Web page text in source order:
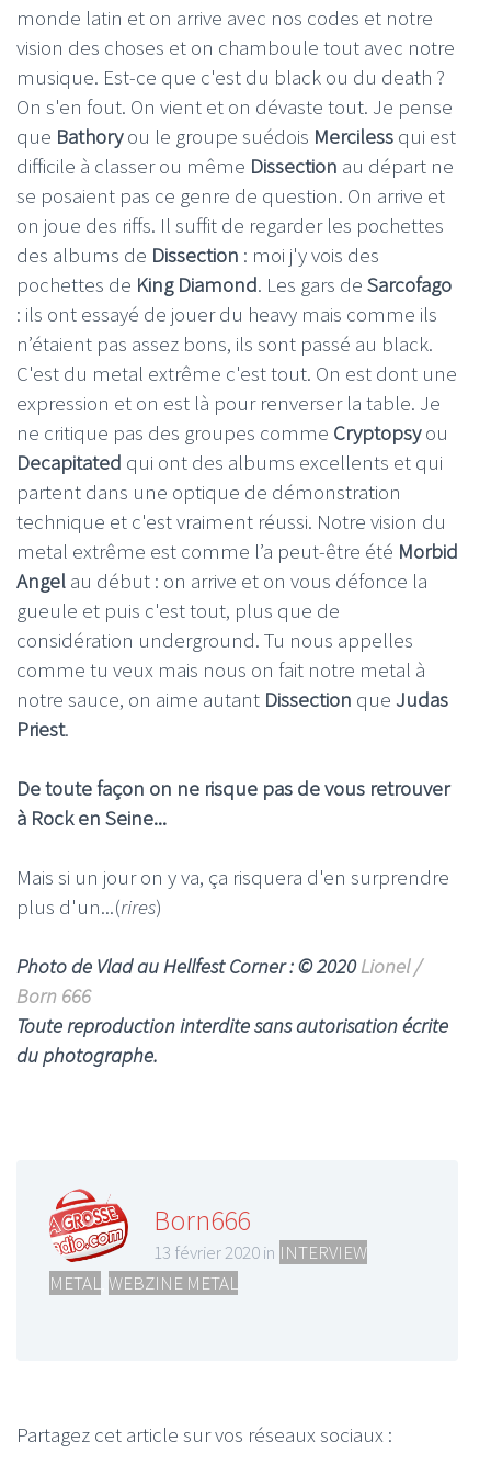
monde latin et on arrive avec nos codes et notre
vision des choses et on chamboule tout avec notre
musique. Est-ce que c'est du black ou du death ?
On s'en fout. On vient et on dévaste tout. Je pense
que Bathoryou le groupe suédois Merciless qui est
difficile à classer ou même Dissection au départ ne
se posaient pas ce genre de question. On arrive et
on joue des riffs. Il suffit de regarder les pochettes
des albums de Dissection : moi j'y vois des
pochettes de King Diamond. Les gars de Sarcofago
: ils ont essayé de jouer du heavy mais comme ils
n’étaient pas assez bons, ils sont passé au black.
C'est du metal extrême c'est tout. On est dont une
expression et on est là pour renverser la table. Je
ne critique pas des groupes comme Cryptopsyou
Decapitated qui ont des albums excellents et qui
partent dans une optique de démonstration
technique et c'est vraiment réussi. Notre vision du
metal extrême est comme l’a peut-être été Morbid
Angel au début : on arrive et on vous défonce la
gueule et puis c'est tout, plus que de
considération underground. Tu nous appelles
comme tu veux mais nous on fait notre metal à
notre sauce, on aime autant Dissection que Judas
Priest.
De toute façon on ne risque pas de vous retrouver
à Rock en Seine...
Mais si un jour on y va, ça risquera d'en surprendre
plus d'un...(rires)
Photo de Vlad au Hellfest Corner : © 2020Lionel /
Born 666
Toute reproduction interdite sans autorisation écrite
du photographe.
Born666
13 février 2020 in INTERVIEW
METAL WEBZINE METAL
Partagez cet article sur vos réseaux sociaux :